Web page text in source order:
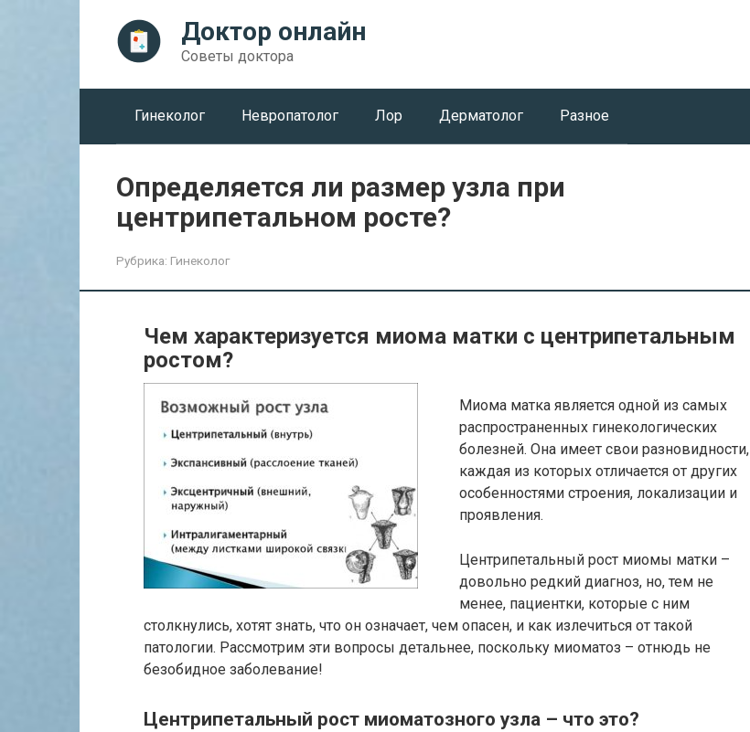
Доктор онлайн
Советы доктора
Гинеколог Невропатолог Лор Дерматолог Разное
Определяется ли размер узла при
центрипетальном росте?
Рубрика: Гинеколог
Чем характеризуется миома матки с центрипетальным
ростом?
Миома матка является одной из самых
распространенных гинекологических
болезней. Она имеет свои разновидности,
каждая из которых отличается от других
особенностями строения, локализации и
проявления.
Центрипетальный рост миомы матки –
довольно редкий диагноз, но, тем не
менее, пациентки, которые с ним
столкнулись, хотят знать, что он означает, чем опасен, и как излечиться от такой
патологии. Рассмотрим эти вопросы детальнее, поскольку миоматоз – отнюдь не
безобидное заболевание!
Центрипетальный рост миоматозного узла – что это?